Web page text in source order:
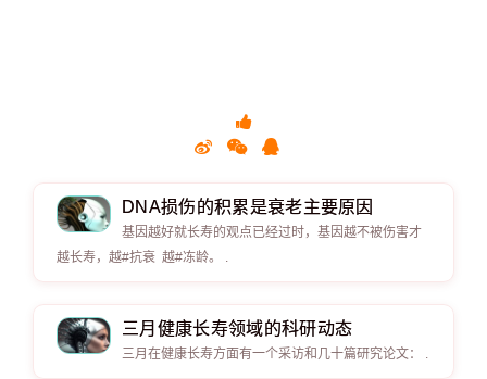
DNA损伤的积累是衰老主要原因
基因越好就长寿的观点已经过时，基因越不被伤害才
越长寿，越#抗衰 越#冻龄。 .
三月健康长寿领域的科研动态
三月在健康长寿方面有一个采访和几十篇研究论文： .